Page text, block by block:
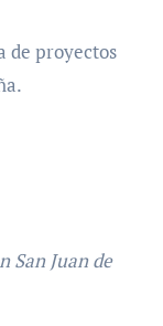
de proyectos
San Juan de